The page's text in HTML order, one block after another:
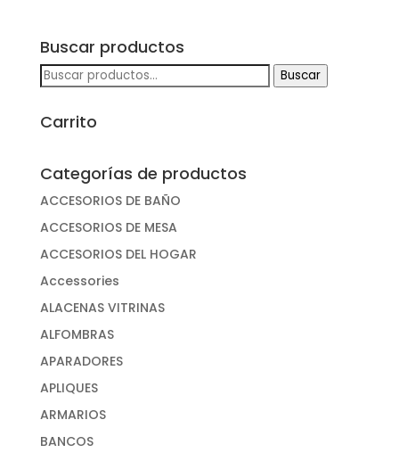
Buscar productos
Buscar
Buscar
Carrito
Categorías de productos
ACCESORIOS DE BAÑO
ACCESORIOS DE MESA
ACCESORIOS DEL HOGAR
Accessories
ALACENAS VITRINAS
ALFOMBRAS
APARADORES
APLIQUES
ARMARIOS
BANCOS